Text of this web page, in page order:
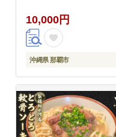
10,000円
沖縄県 那覇市